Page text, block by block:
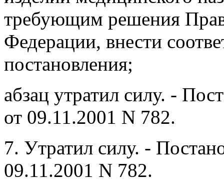
требующим решения
Федерации, внести
постановления;
абзац утратил силу. -
от 09.11.2001 N 782.
7. Утратил силу. -
09.11.2001 N 782.